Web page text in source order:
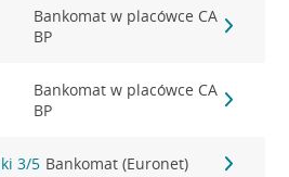
Bankomat w placówce CA
BP
Bankomat w placówce CA
BP
3/5 Bankomat (Euronet)